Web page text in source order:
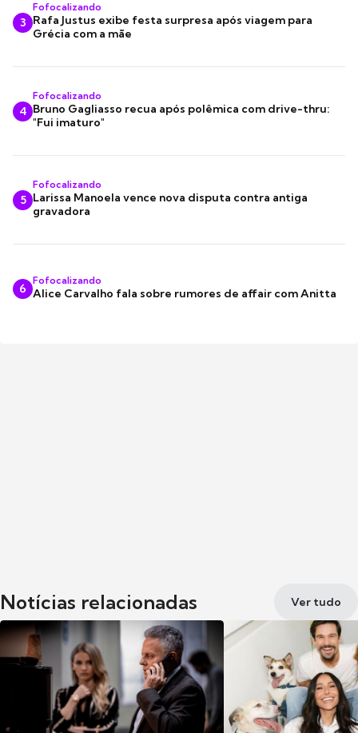
3
Fofocalizando
Rafa Justus exibe festa surpresa após viagem para
Grécia com a mãe
4
Fofocalizando
Bruno Gagliasso recua após polêmica com drive-thru:
"Fui imaturo"
5
Fofocalizando
Larissa Manoela vence nova disputa contra antiga
gravadora
6
Fofocalizando
Alice Carvalho fala sobre rumores de affair com Anitta
Notícias relacionadas Ver tudo